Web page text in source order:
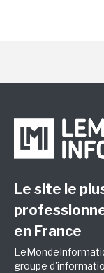
Le site le
en France
groupe